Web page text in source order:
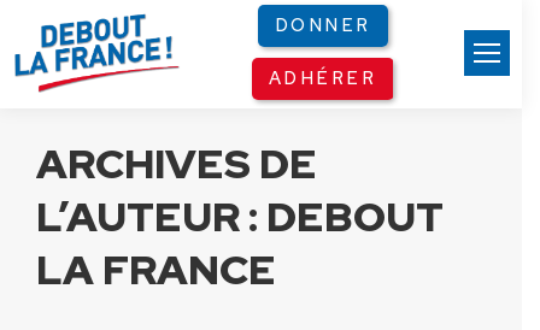
DONNER
ADHÉRER
ARCHIVES DE
L’AUTEUR : DEBOUT
LA FRANCE
Panneau de gestion des cookies